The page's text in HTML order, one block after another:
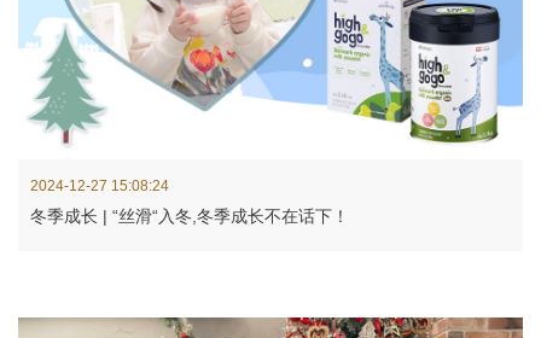
2024-12-27 15:08:24
冬季成长 | “丝滑“入冬,冬季成长不在话下！